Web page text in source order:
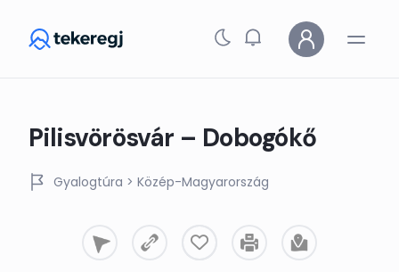
Pilisvörösvár – Dobogókő
Gyalogtúra > Közép-Magyarország